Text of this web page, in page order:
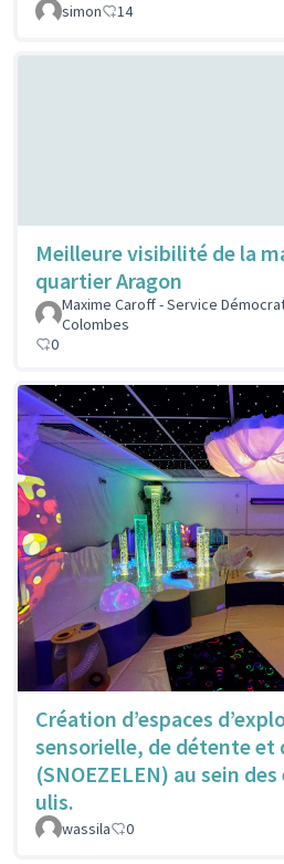
simon
14
Meilleure visibilité de la
quartier Aragon
Maxime Caroff - Service
Colombes
0
Création d’espaces
sensorielle, de détente et
(SNOEZELEN) au sein
ulis.
wassila 0